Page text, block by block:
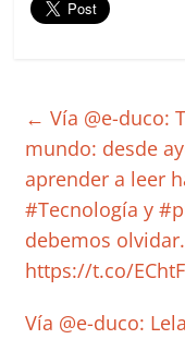
← Vía @e-duco:
mundo: desde
aprender a leer
#Tecnología y
debemos
https://t.co/
Vía @e-duco: